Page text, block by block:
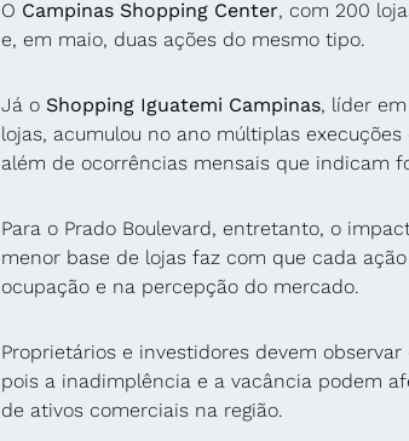
O Campinas Shopping Center, com 200
e, em maio, duas ações do mesmo tipo.
Já o Shopping Iguatemi Campinas, líder
lojas, acumulou no ano múltiplas execuções
além de ocorrências mensais que indicam
Para o Prado Boulevard, entretanto, o
menor base de lojas faz com que cada
ocupação e na percepção do mercado.
Proprietários e investidores devem
pois a inadimplência e a vacância podem
de ativos comerciais na região.